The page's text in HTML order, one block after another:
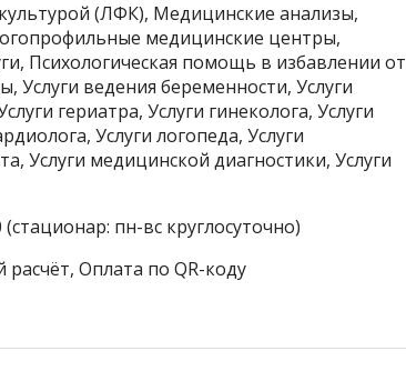
(ЛФК), Медицинские анализы,
медицинские центры,
Психологическая помощь в избавлении от
ведения беременности, Услуги
гериатра, Услуги гинеколога, Услуги
Услуги логопеда, Услуги
Услуги медицинской диагностики, Услуги
пн-вс круглосуточно)
Оплата по QR-коду